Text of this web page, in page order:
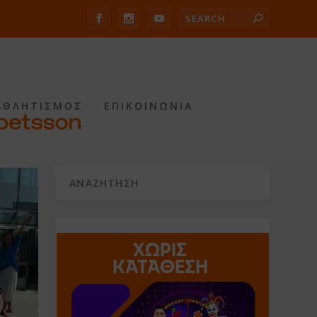
ΕΠΙΚΟΙΝΩΝΙΑ